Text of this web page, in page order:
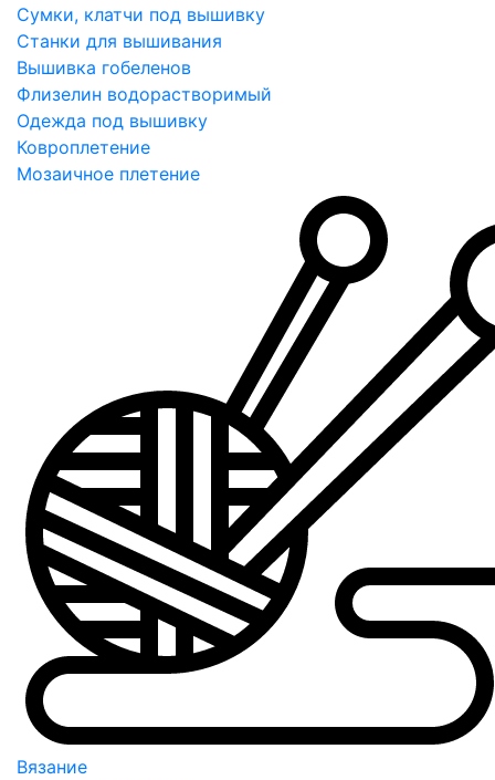
Сумки, клатчи под вышивку
Станки для вышивания
Вышивка гобеленов
Флизелин водорастворимый
Одежда под вышивку
Ковроплетение
Мозаичное плетение
Вязание